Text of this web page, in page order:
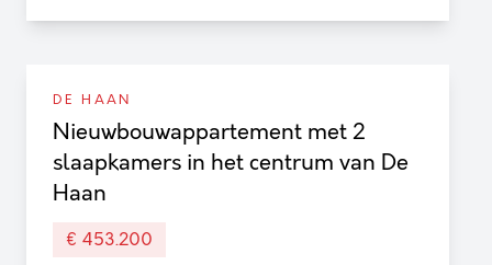
DE HAAN
Nieuwbouwappartement met 2
slaapkamers in het centrum van De
Haan
€ 453.200